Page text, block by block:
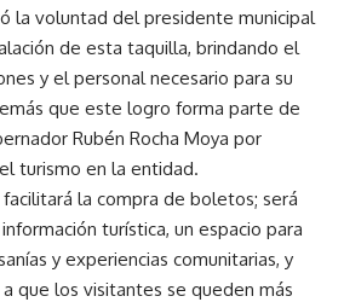
la voluntad del presidente municipal
de esta taquilla, brindando el
y el personal necesario para su
que este logro forma parte de
Rubén Rocha Moya por
turismo en la entidad.
la compra de boletos; será
turística, un espacio para
y experiencias comunitarias, y
que los visitantes se queden más